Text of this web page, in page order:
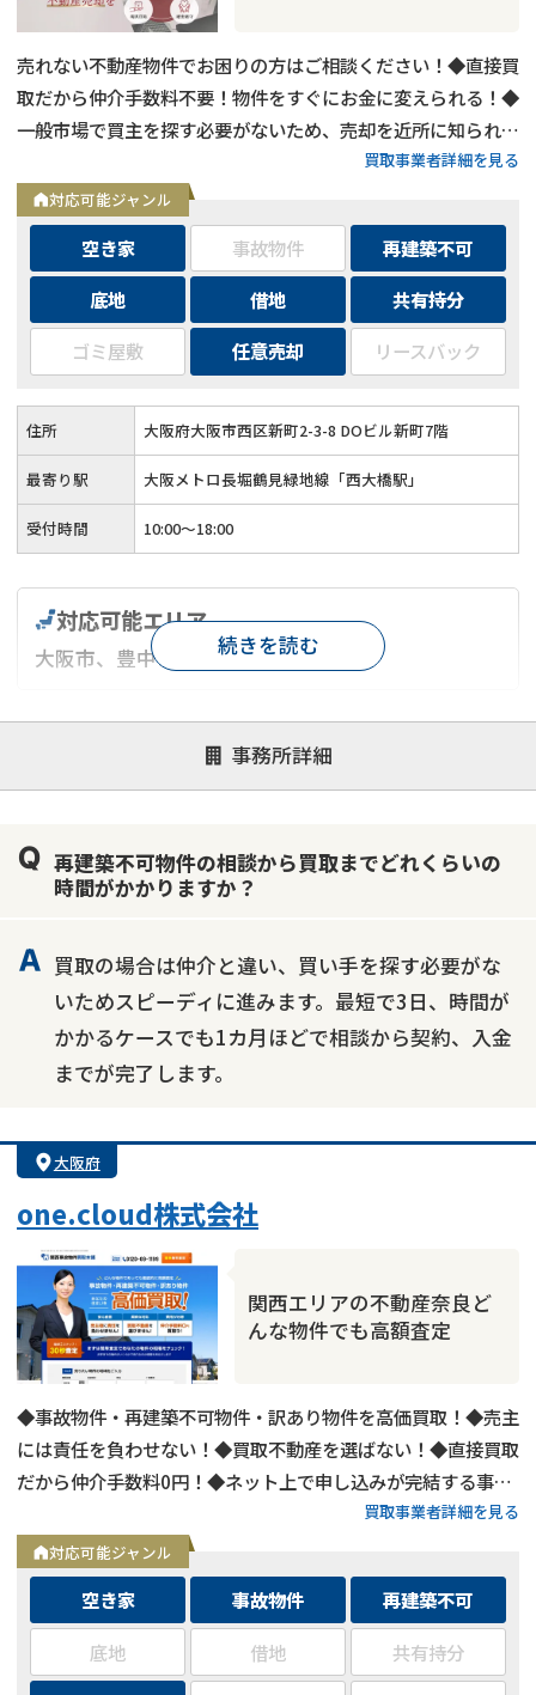
売れない不動産物件でお困りの方はご相談ください！◆直接買
取だから仲介手数料不要！物件をすぐにお金に変えられる！◆
一般市場で買主を探す必要がないため、売却を近所に知られる
ことなし◆広告不要・内覧不要で早期売却が可能！◆再生・活
用できると判断できる物件は積極的に買い取ります！
買取事業者詳細を見る
対応可能ジャンル
空き家 事故物件
再建築不可
底地
借地
共有持分
ゴミ屋敷
任意売却 リースバック
住所 大阪府大阪市西区新町2-3-8 DOビル新町7階
最寄り駅 大阪メトロ長堀鶴見緑地線「西大橋駅」
受付時間 10:00～18:00
事務所詳細
対応可能エリア
大阪市、豊中市、吹田市、茨木市
対応が親身 オンライン面談可能
レスポンスが早い
1億円以上の買取可
続きを読む
再建築不可物件の相談から買取までどれくらいの
時間がかかりますか？
買取の場合は仲介と違い、買い手を探す必要がな
いためスピーディに進みます。最短で3日、時間が
かかるケースでも1カ月ほどで相談から契約、入金
までが完了します。
大阪府
one.cloud株式会社
関西エリアの不動産奈良ど
んな物件でも高額査定
◆事故物件・再建築不可物件・訳あり物件を高価買取！◆売主
には責任を負わせない！◆買取不動産を選ばない！◆直接買取
だから仲介手数料0円！◆ネット上で申し込みが完結する事故
物件査定サービスを提供◆不要な人件費広告費を押さえ、徹底
的に高額買取を実現◆最短48時間で買い取り！◆相談だけで
も歓迎します。
買取事業者詳細を見る
対応可能ジャンル
空き家 事故物件
再建築不可
底地
借地
共有持分